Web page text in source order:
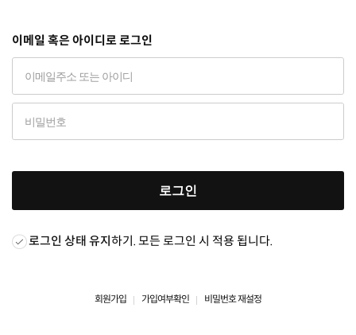
이메일 혹은 아이디로 로그인
로그인
로그인 상태 유지하기. 모든 로그인 시 적용 됩니다.
회원가입 가입여부확인 비밀번호 재설정